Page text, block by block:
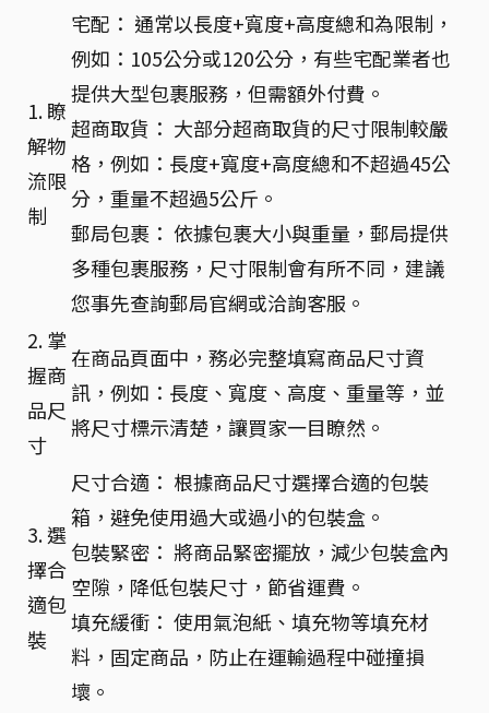
1. 瞭
解物
流限
制
宅配： 通常以長度+寬度+高度總和為限制，
例如：105公分或120公分，有些宅配業者也
提供大型包裹服務，但需額外付費。
超商取貨： 大部分超商取貨的尺寸限制較嚴
格，例如：長度+寬度+高度總和不超過45公
分，重量不超過5公斤。
郵局包裹： 依據包裹大小與重量，郵局提供
多種包裹服務，尺寸限制會有所不同，建議
您事先查詢郵局官網或洽詢客服。
2. 掌
握商
品尺
寸
在商品頁面中，務必完整填寫商品尺寸資
訊，例如：長度、寬度、高度、重量等，並
將尺寸標示清楚，讓買家一目瞭然。
3. 選
擇合
適包
裝
尺寸合適： 根據商品尺寸選擇合適的包裝
箱，避免使用過大或過小的包裝盒。
包裝緊密： 將商品緊密擺放，減少包裝盒內
空隙，降低包裝尺寸，節省運費。
填充緩衝： 使用氣泡紙、填充物等填充材
料，固定商品，防止在運輸過程中碰撞損
壞。